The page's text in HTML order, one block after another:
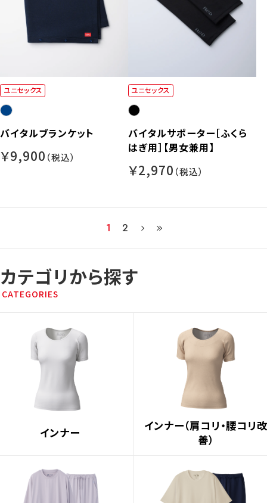
ユニセックス
バイタルブランケット
￥9,900
ユニセックス
バイタルサポーター［ふくら
はぎ用］【男女兼用】
￥2,970
1 2
カテゴリから探す
CATEGORIES
インナー
インナー（肩コリ・腰コリ
善）